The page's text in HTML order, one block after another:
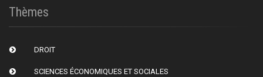
Thèmes
DROIT
SCIENCES ÉCONOMIQUES ET SOCIALES